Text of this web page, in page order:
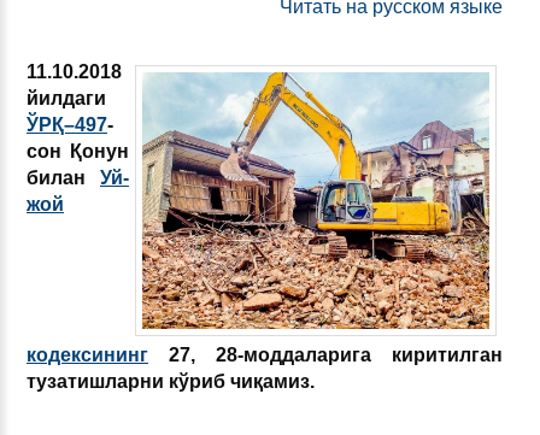
Читать на русском языке
11.10.2018
йилдаги
ЎРҚ–497-
сон Қонун
биланУй-
жой
кодексининг 27, 28-моддаларига киритилган
тузатишларни кўриб чиқамиз.